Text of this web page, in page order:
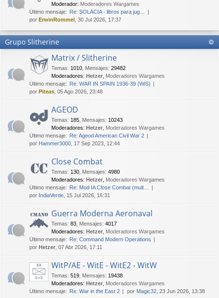
Moderador: Moderadores Wargames
Último mensaje: Re: SOLACIA - libros para jug…
por ErwinRommel , 30 Jul 2026, 17:37
Grupo Slitherine
Matrix / Slitherine
Temas: 1010 Mensajes: 29482
Moderadores: Hetzer Moderadores Wargames
Último mensaje: Re: WAR IN SPAIN 1936-39 (WiS)
por Piteas , 05 Ago 2026, 23:48
AGEOD
Temas: 185 Mensajes: 10243
Moderadores: Hetzer Moderadores Wargames
Último mensaje: Re: Ageod American Civil War 2
por Hammer3000 , 17 Sep 2023, 12:44
Close Combat
Temas: 130 Mensajes: 4980
Moderadores: Hetzer Moderadores Wargames
Último mensaje: Re: Mod IA Close Combat (mult…
por IndiaVerde , 15 Jul 2026, 16:31
Guerra Moderna Aeronaval
Temas: 83 Mensajes: 4017
Moderadores: Hetzer Moderadores Wargames
Último mensaje: Re: Command Modern Operations
por Hetzer , 07 Abr 2026, 17:11
WitP/AE - WitE - WitE2 - WitW
Temas: 519 Mensajes: 19438
Moderadores: Hetzer Moderadores Wargames
Último mensaje: Re: War in the East 2 por Magic32 , 23 Jun 2026, 13:38